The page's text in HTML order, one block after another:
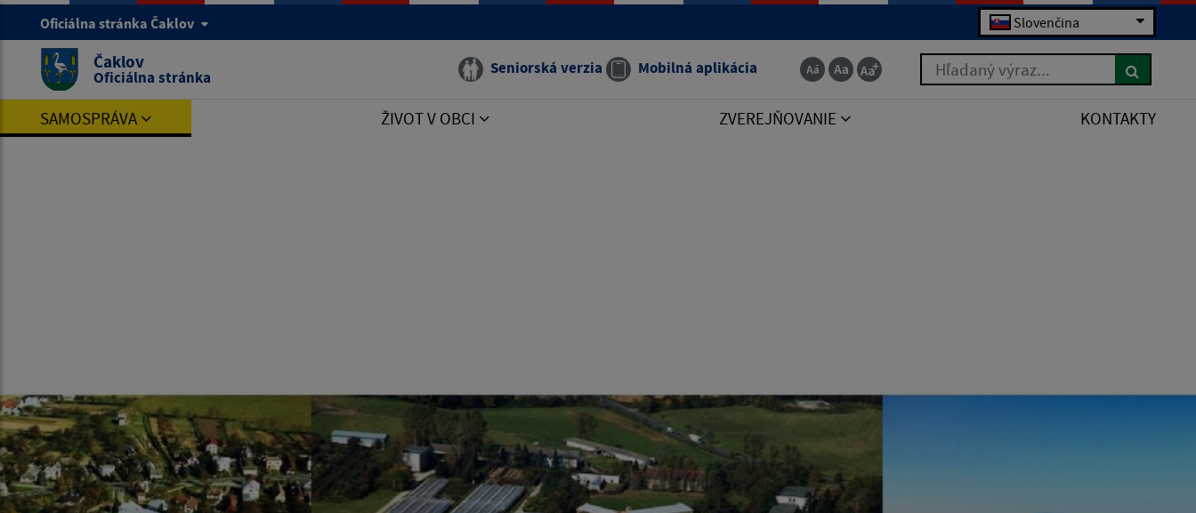
Oficiálna stránka Čaklov Slovenčina
Čaklov
Oficiálna stránka Seniorská verzia Mobilná aplikácia Hľadaný výraz...
SAMOSPRÁVA ŽIVOT V OBCI ZVEREJŇOVANIE KONTAKTY